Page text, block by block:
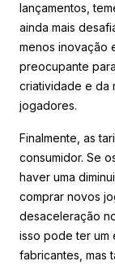
lançamentos,
ainda mais
menos inovação
preocupante
criatividade e da
jogadores.
Finalmente, as
consumidor. Se
haver uma
comprar novos
desaceleração
isso pode ter um
fabricantes, mas